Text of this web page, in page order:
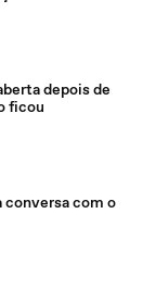
depois de
ficou
conversa com o